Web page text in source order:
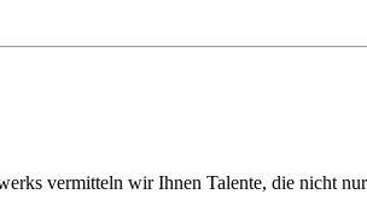
vermitteln wir Ihnen Talente, die nicht